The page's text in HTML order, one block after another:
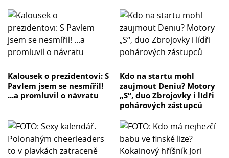
Kalousek o prezidentovi: S
Pavlem jsem se nesmířil!
...a promluvil o návratu
Kdo na startu mohl
zaujmout Deniu? Motory
„S“, duo Zbrojovky i lídři
pohárových zástupců